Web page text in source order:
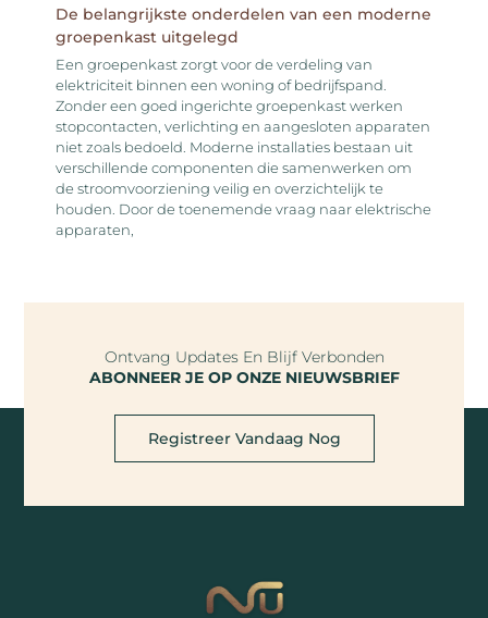
De belangrijkste onderdelen van een moderne
groepenkast uitgelegd
Een groepenkast zorgt voor de verdeling van
elektriciteit binnen een woning of bedrijfspand.
Zonder een goed ingerichte groepenkast werken
stopcontacten, verlichting en aangesloten apparaten
niet zoals bedoeld. Moderne installaties bestaan uit
verschillende componenten die samenwerken om
de stroomvoorziening veilig en overzichtelijk te
houden. Door de toenemende vraag naar elektrische
apparaten,
Ontvang Updates En Blijf Verbonden
ABONNEER JE OP ONZE NIEUWSBRIEF
Registreer Vandaag Nog